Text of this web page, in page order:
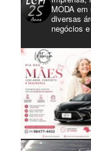
MODA
diversas
negócios